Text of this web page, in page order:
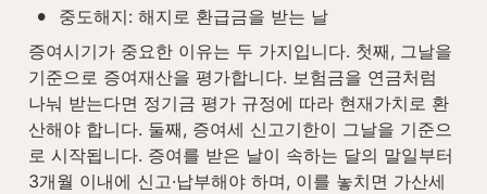
•
중도해지: 해지로 환급금을 받는 날
증여시기가 중요한 이유는 두 가지입니다. 첫째, 그날을
기준으로 증여재산을 평가합니다. 보험금을 연금처럼
나눠 받는다면 정기금 평가 규정에 따라 현재가치로 환
산해야 합니다. 둘째, 증여세 신고기한이 그날을 기준으
로 시작됩니다. 증여를 받은 날이 속하는 달의 말일부터
3개월 이내에 신고·납부해야 하며, 이를 놓치면 가산세